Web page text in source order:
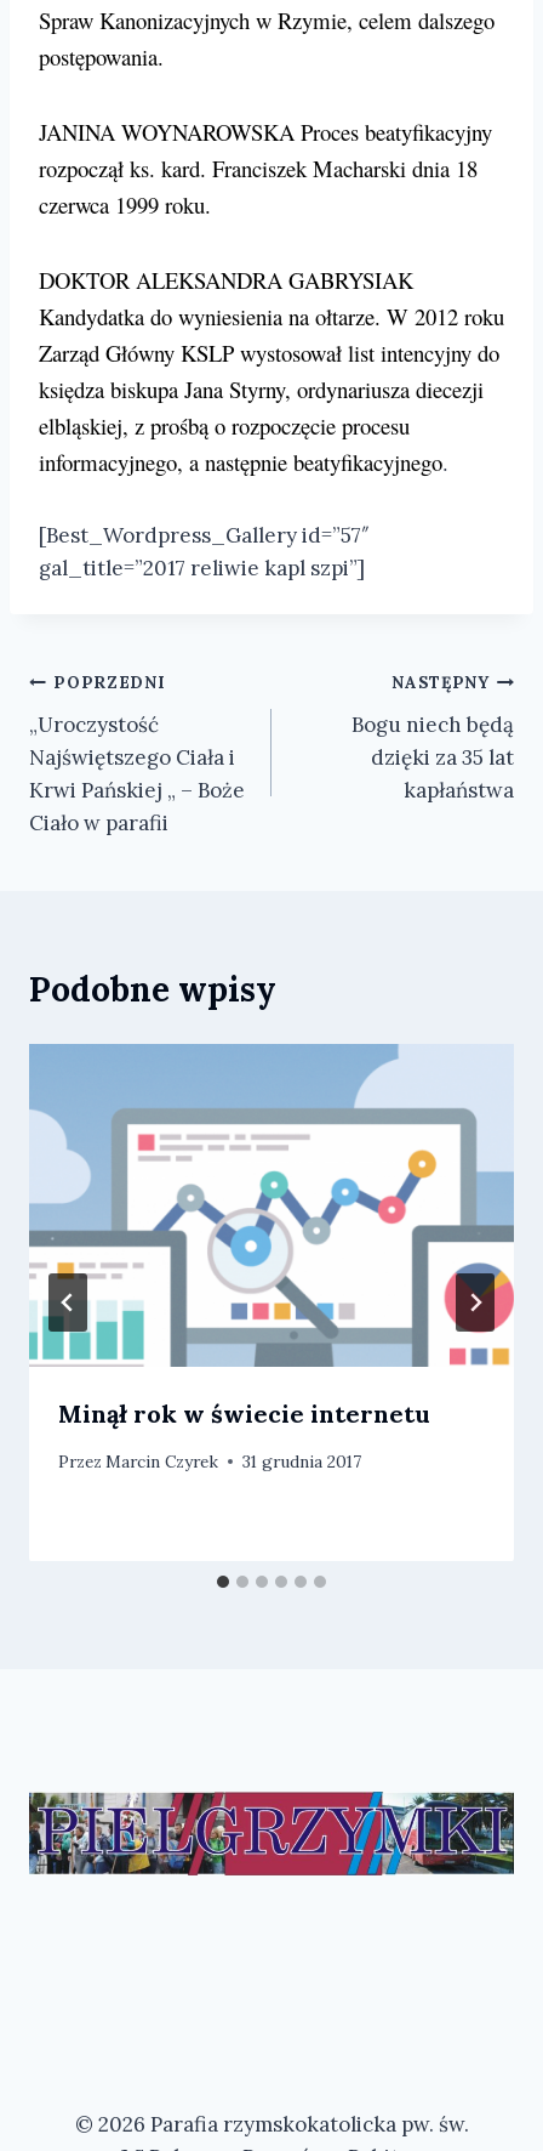
Spraw Kanonizacyjnych w Rzymie, celem dalszego
postępowania.
JANINA WOYNAROWSKA Proces beatyfikacyjny
rozpoczął ks. kard. Franciszek Macharski dnia 18
czerwca 1999 roku.
DOKTOR ALEKSANDRA GABRYSIAK
Kandydatka do wyniesienia na ołtarze. W 2012 roku
Zarząd Główny KSLP wystosował list intencyjny do
księdza biskupa Jana Styrny, ordynariusza diecezji
elbląskiej, z prośbą o rozpoczęcie procesu
informacyjnego, a następnie beatyfikacyjnego.
[Best_Wordpress_Gallery id=”57″
gal_title=”2017 reliwie kapl szpi”]
Nawigacja
wpisu
POPRZEDNI
„Uroczystość
Najświętszego Ciała i
Krwi Pańskiej „ – Boże
Ciało w parafii
NASTĘPNY
Bogu niech będą
dzięki za 35 lat
kapłaństwa
Podobne wpisy
Minął rok w świecie internetu
Przez Marcin Czyrek 31 grudnia 2017
© 2026 Parafia rzymskokatolicka pw. św.